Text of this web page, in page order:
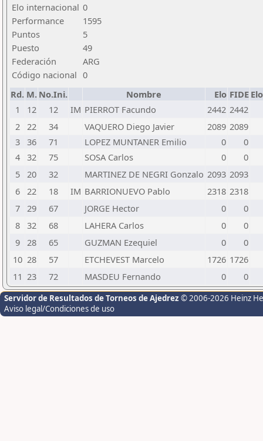
Elo internacional 0
Performance
1595
Puntos
5
Puesto
49
Federación
ARG
Código nacional 0
Rd. M. No.Ini. Nombre Elo FIDE
1
12 12 IM PIERROT Facundo 2442 2442
2 22 34 VAQUERO Diego Javier 2089 2089
3 36 71 LOPEZ MUNTANER Emilio 0
0
4 32 75 SOSA Carlos 0
0
5 20 32 MARTINEZ DE NEGRI Gonzalo 2093 2093
6 22 18 IM BARRIONUEVO Pablo 2318 2318
7 29 67 JORGE Hector 0
0
8 32 68 LAHERA Carlos 0
0
9 28 65 GUZMAN Ezequiel 0
0
10 28 57 ETCHEVEST Marcelo 1726 1726
11 23 72 MASDEU Fernando 0 0
Servidor de Resultados de Torneos de Ajedrez © 2006-2026 Heinz
Aviso legal/Condiciones de uso